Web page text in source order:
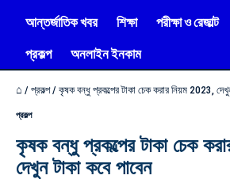
আন্তর্জাতিক খবর
শিক্ষা পরীক্ষা ও রেজাল্ট
প্রকল্প
অনলাইন ইনকাম
⌂ / প্রকল্প/ কৃষক বন্ধু প্রকল্পের টাকা চেক করার নিয়ম 2023,
প্রকল্প
কৃষক বন্ধু প্রকল্পের টাকা চেক
দেখুন টাকা কবে পাবেন